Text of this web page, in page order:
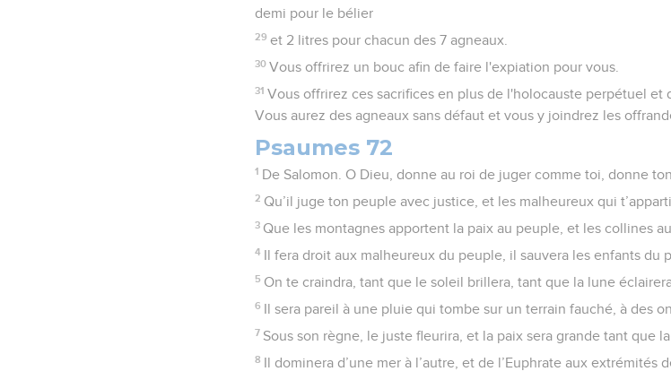
demi pour le bélier
29 et 2 litres pour chacun des 7 agneaux.
30 Vous offrirez un bouc afin de faire l'expiation pour vous.
31 Vous offrirez ces sacrifices en plus de l'holocauste perpétuel et
Vous aurez des agneaux sans défaut et vous y joindrez les
Psaumes 72
1 De Salomon. O Dieu, donne au roi de juger comme toi, donne
2 Qu’il juge ton peuple avec justice, et les malheureux qui
3 Que les montagnes apportent la paix au peuple, et les collines
4 Il fera droit aux malheureux du peuple, il sauvera les enfants du
5 On te craindra, tant que le soleil brillera, tant que la lune
6 Il sera pareil à une pluie qui tombe sur un terrain fauché, à des
7 Sous son règne, le juste fleurira, et la paix sera grande tant que
8 Il dominera d’une mer à l’autre, et de l’Euphrate aux extrémités